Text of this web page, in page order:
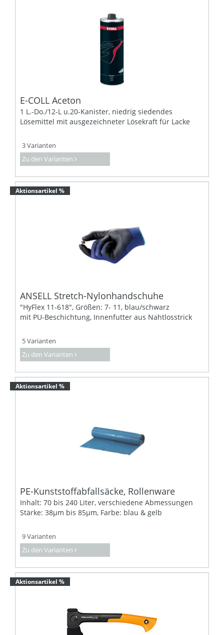
E-COLL Aceton
1 L.-Do./12-L u.20-Kanister, niedrig siedendes
Lösemittel mit ausgezeichneter Lösekraft für Lacke
3 Varianten
Zu den Varianten
Aktionsartikel %
ANSELL Stretch-Nylonhandschuhe
"HyFlex 11-618", Größen: 7- 11, blau/schwarz
mit PU-Beschichtung, Innenfutter aus Nahtlosstrick
5 Varianten
Zu den Varianten
Aktionsartikel %
PE-Kunststoffabfallsäcke, Rollenware
Inhalt: 70 bis 240 Liter, verschiedene Abmessungen
Stärke: 38µm bis 85µm, Farbe: blau & gelb
9 Varianten
Zu den Varianten
Aktionsartikel %